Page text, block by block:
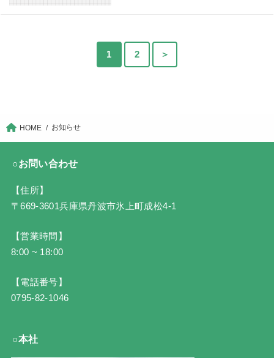
1 2 ＞
HOME お知らせ
○お問い合わせ
【住所】
〒669-3601兵庫県丹波市氷上町成松4-1
【営業時間】
8:00 ~ 18:00
【電話番号】
0795-82-1046
○本社